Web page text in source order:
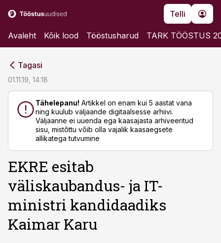
Telli
Avaleht Kõik lood Tööstusharud TARK TÖÖSTUS
Tagasi
01.11.19, 14:18
Tähelepanu! Artikkel on enam kui 5 aastat vana
ning kuulub väljaande digitaalsesse arhiivi.
Väljaanne ei uuenda ega kaasajasta arhiveeritud
sisu, mistõttu võib olla vajalik kaasaegsete
allikatega tutvumine
EKRE esitab
väliskaubandus- ja IT-
ministri kandidaadiks
Kaimar Karu